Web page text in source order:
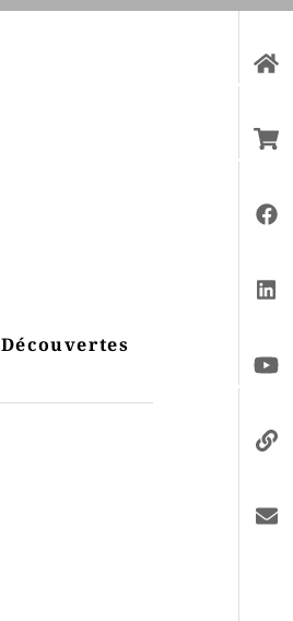
Découvertes